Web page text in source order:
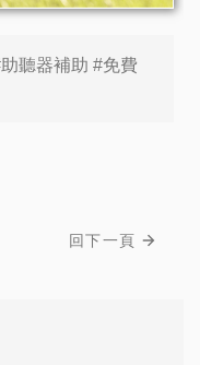
聽器補助 #免費
回下一頁